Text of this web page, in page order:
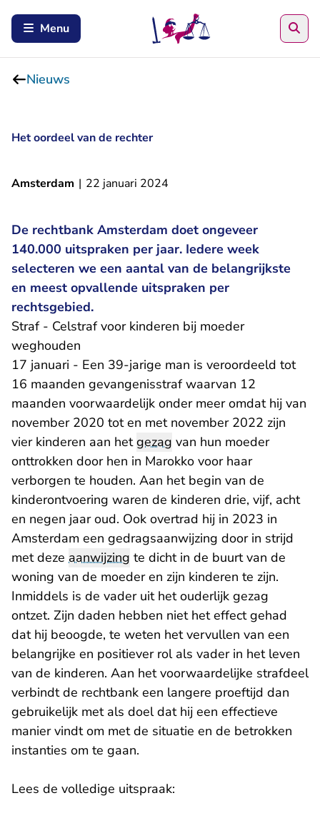
Menu
Nieuws
Het oordeel van de rechter
Amsterdam | 22 januari 2024
De rechtbank Amsterdam doet ongeveer
140.000 uitspraken per jaar. Iedere week
selecteren we een aantal van de belangrijkste
en meest opvallende uitspraken per
rechtsgebied.
Straf - Celstraf voor kinderen bij moeder
weghouden
17 januari - Een 39-jarige man is veroordeeld tot
16 maanden gevangenisstraf waarvan 12
maanden voorwaardelijk onder meer omdat hij van
november 2020 tot en met november 2022 zijn
vier kinderen aan hetgezag van hun moeder
onttrokken door hen in Marokko voor haar
verborgen te houden. Aan het begin van de
kinderontvoering waren de kinderen drie, vijf, acht
en negen jaar oud. Ook overtrad hij in 2023 in
Amsterdam een gedragsaanwijzing door in strijd
met deze aanwijzing te dicht in de buurt van de
woning van de moeder en zijn kinderen te zijn.
Inmiddels is de vader uit het ouderlijk gezag
ontzet. Zijn daden hebben niet het effect gehad
dat hij beoogde, te weten het vervullen van een
belangrijke en positiever rol als vader in het leven
van de kinderen. Aan het voorwaardelijke strafdeel
verbindt de rechtbank een langere proeftijd dan
gebruikelijk met als doel dat hij een effectieve
manier vindt om met de situatie en de betrokken
instanties om te gaan.
Lees de volledige uitspraak: